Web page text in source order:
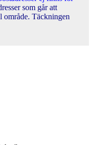
som går att
område. Täckningen